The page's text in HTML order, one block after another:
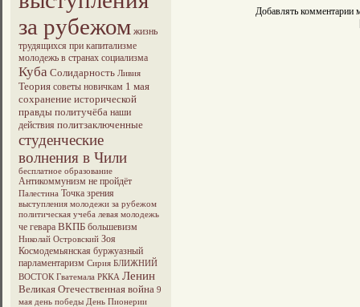
за рубежом жизнь
трудящихся при капитализме
молодежь в странах социализма
Куба Солидарность Ливия
Теория советы новичкам 1 мая
сохранение исторической
правды политучёба наши
действия политзаключенные
студенческие
волнения в Чили
бесплатное образование
Антикоммунизм не пройдёт
Палестина Точка зрения
выступления молодежи за рубежом
политическая учеба левая молодежь
че гевара ВКПБ большевизм
Николай Островский Зоя
Космодемьянская буржуазный
парламентаризм Сирия БЛИЖНИЙ
ВОСТОК Гватемала РККА Ленин
Великая Отечественная война 9
мая день победы День Пионерии
Добавлять комментарии